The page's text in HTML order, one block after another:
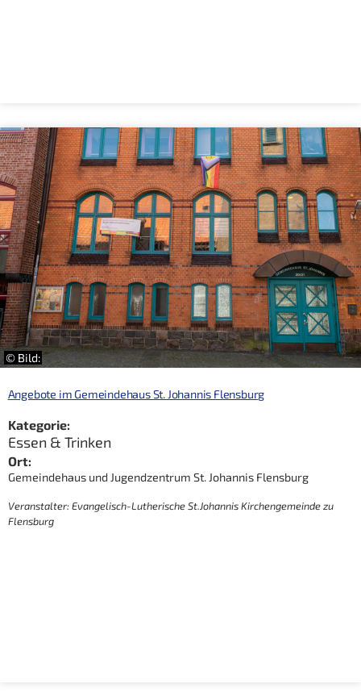
© Bild:
Angebote im Gemeindehaus St. Johannis Flensburg
Kategorie:
Essen & Trinken
Ort:
Gemeindehaus und Jugendzentrum St. Johannis Flensburg
Veranstalter: Evangelisch-Lutherische St.Johannis Kirchengemeinde zu
Flensburg